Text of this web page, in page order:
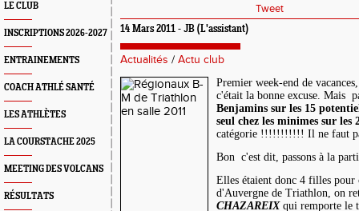
LE CLUB
INSCRIPTIONS 2026-2027
ENTRAINEMENTS
COACH ATHLÉ SANTÉ
LES ATHLÈTES
LA COURSTACHE 2025
MEETING DES VOLCANS
RÉSULTATS
Tweet
14 Mars 2011 - JB (L'assistant)
Actualités / Actu club
Premier week-end de
c'était la bonne excuse. Mais
Benjamins sur les 15
seul chez les minimes sur les
catégorie !!!!!!!!!!! Il ne faut
Bon c'est dit, passons à la
Elles étaient donc 4 filles pour
d'Auvergne de Triathlon, on
CHAZAREIXqui remporte le